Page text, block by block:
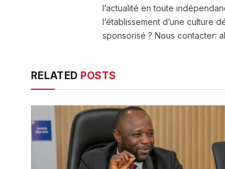
l’actualité en toute
l’établissement d’une culture
sponsorisé ? Nous contacter:
RELATED POSTS